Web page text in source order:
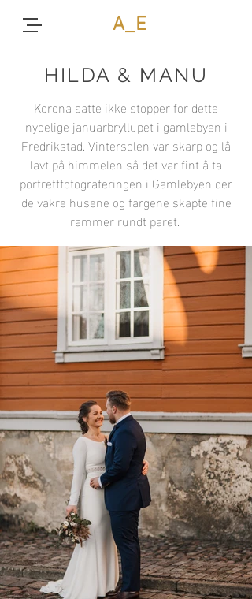
A_E
HILDA & MANU
Korona satte ikke stopper for dette
nydelige januarbryllupet i gamlebyen i
Fredrikstad. Vintersolen var skarp og lå
lavt på himmelen så det var fint å ta
portrettfotograferingen i Gamlebyen der
de vakre husene og fargene skapte fine
rammer rundt paret.